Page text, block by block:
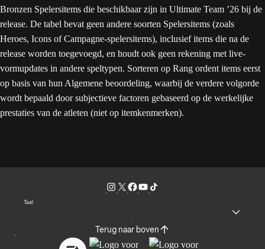
Bronzen Spelersitems die beschikbaar zijn in Ultimate Team ’26 bij de
release. De tabel bevat geen andere soorten Spelersitems (zoals
Heroes, Icons of Campagne-spelersitems), inclusief items die na de
release worden toegevoegd, en houdt ook geen rekening met live-
vormupdates in andere speltypen. Sorteren op Rang ordent items eerst
op basis van hun Algemene beoordeling, waarbij de verdere volgorde
wordt bepaald door subjectieve factoren gebaseerd op de werkelijke
prestaties van de atleten (niet op itemkenmerken).
Taal
Terug naar boven